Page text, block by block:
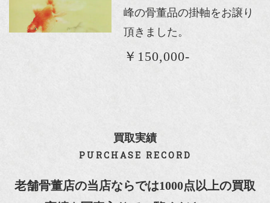
峰の骨董品の掛軸をお譲り
頂きました。
￥150,000-
買取実績
PURCHASE RECORD
老舗骨董店の当店ならでは1000点以上の買取